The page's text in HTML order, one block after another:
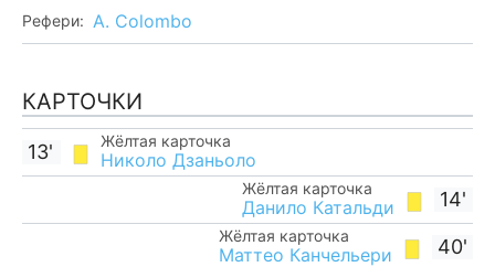
Рефери: A. Colombo
КАРТОЧКИ
Жёлтая карточка
Николо Дзаньоло
13'
14'
Жёлтая карточка
Данило Катальди
40'
Жёлтая карточка
Маттео Канчельери